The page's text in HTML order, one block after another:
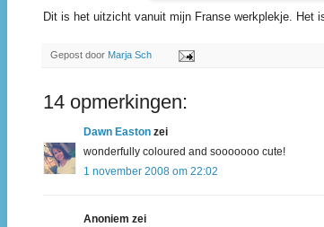
Dit is het uitzicht vanuit mijn Franse werkplekje. Het
Gepost door Marja Sch
14 opmerkingen:
Dawn Easton zei
wonderfully coloured and sooooooo cute!
1 november 2008 om 22:02
Anoniem zei